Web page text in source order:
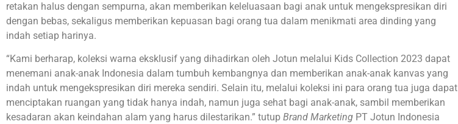
retakan halus dengan sempurna, akan memberikan keleluasaan bagi anak untuk mengekspresikan diri
dengan bebas, sekaligus memberikan kepuasan bagi orang tua dalam menikmati area dinding yang
indah setiap harinya.
“Kami berharap, koleksi warna eksklusif yang dihadirkan oleh Jotun melalui Kids Collection 2023 dapat
menemani anak-anak Indonesia dalam tumbuh kembangnya dan memberikan anak-anak kanvas yang
indah untuk mengekspresikan diri mereka sendiri. Selain itu, melalui koleksi ini para orang tua juga dapat
menciptakan ruangan yang tidak hanya indah, namun juga sehat bagi anak-anak, sambil memberikan
kesadaran akan keindahan alam yang harus dilestarikan.” tutup Brand Marketing PT Jotun Indonesia